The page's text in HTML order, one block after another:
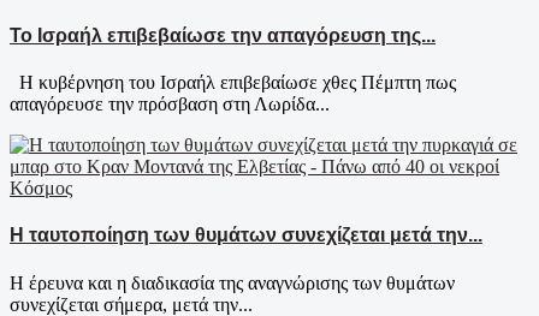
Το Ισραήλ επιβεβαίωσε την απαγόρευση της...
Η κυβέρνηση του Ισραήλ επιβεβαίωσε χθες Πέμπτη πως
απαγόρευσε την πρόσβαση στη Λωρίδα...
Κόσμος
Η ταυτοποίηση των θυμάτων συνεχίζεται μετά την...
Η έρευνα και η διαδικασία της αναγνώρισης των θυμάτων
συνεχίζεται σήμερα, μετά την...